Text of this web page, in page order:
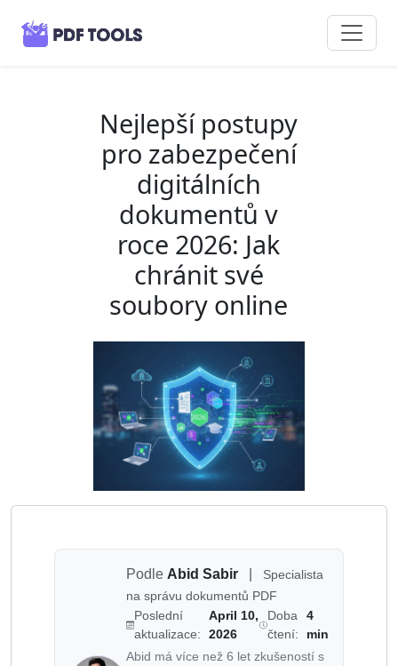
Nejlepší postupy
pro zabezpečení
digitálních
dokumentů v
roce 2026: Jak
chránit své
soubory online
Podle Abid Sabir
Specialista
na správu dokumentů PDF
Poslední
aktualizace:
April 10,
2026
Doba
čtení:
4
min
Abid má více než 6 let zkušeností s